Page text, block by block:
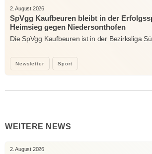
Newsletter Sport
2. August 2026
SpVgg Kaufbeuren bleibt in der
Heimsieg gegen Niedersonthofen
Die SpVgg Kaufbeuren ist in der Bezirksliga
WEITERE NEWS
2. August 2026